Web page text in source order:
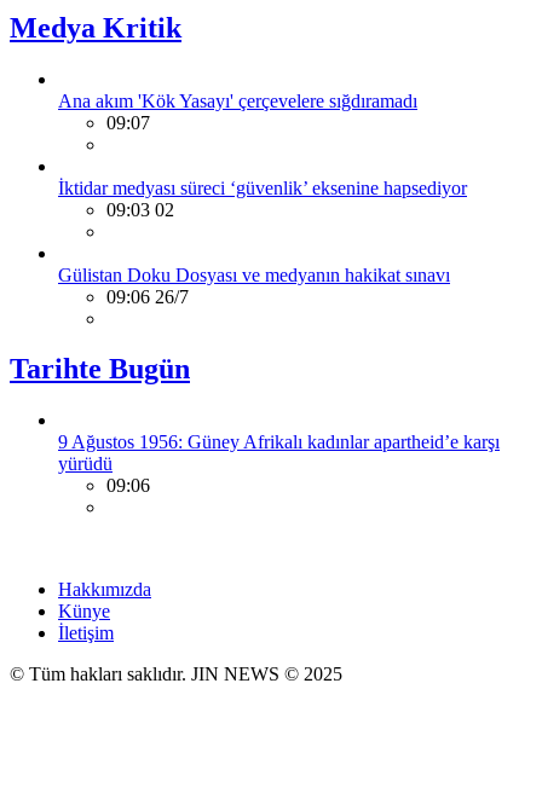
Medya Kritik
Ana akım 'Kök Yasayı' çerçevelere sığdıramadı
09:07
İktidar medyası süreci ‘güvenlik’ eksenine hapsediyor
09:03 02
Gülistan Doku Dosyası ve medyanın hakikat sınavı
09:06 26/7
Tarihte Bugün
9 Ağustos 1956: Güney Afrikalı kadınlar apartheid’e karşı
yürüdü
09:06
Hakkımızda
Künye
İletişim
© Tüm hakları saklıdır. JIN NEWS © 2025